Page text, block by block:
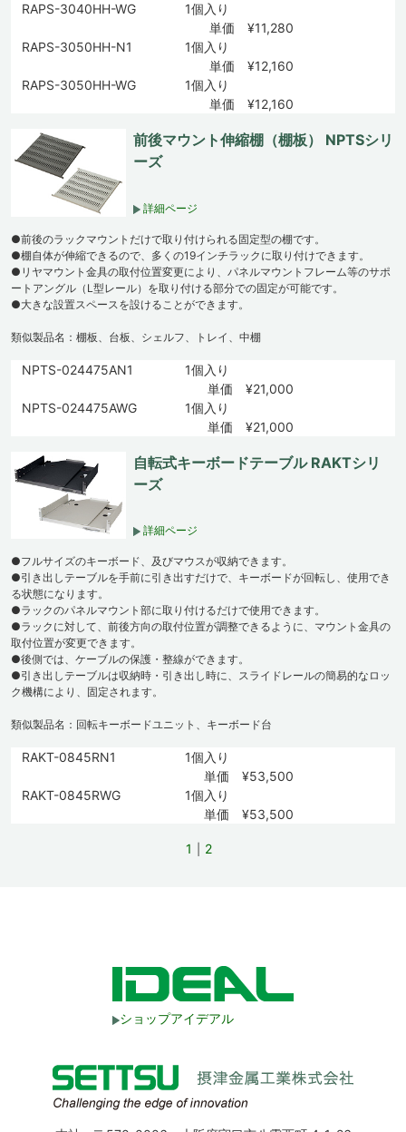
RAPS-3040HH-WG
1個入り
単価 ¥11,280
RAPS-3050HH-N1
1個入り
単価 ¥12,160
RAPS-3050HH-WG
1個入り
単価 ¥12,160
前後マウント伸縮棚（棚板） NPTSシリ
ーズ
詳細ページ
●前後のラックマウントだけで取り付けられる固定型の棚です。
●棚自体が伸縮できるので、多くの19インチラックに取り付けできます。
●リヤマウント金具の取付位置変更により、パネルマウントフレーム等のサポ
ートアングル（L型レール）を取り付ける部分での固定が可能です。
●大きな設置スペースを設けることができます。
類似製品名：棚板、台板、シェルフ、トレイ、中棚
NPTS-024475AN1
1個入り
単価 ¥21,000
NPTS-024475AWG
1個入り
単価 ¥21,000
自転式キーボードテーブル RAKTシリ
ーズ
詳細ページ
●フルサイズのキーボード、及びマウスが収納できます。
●引き出しテーブルを手前に引き出すだけで、キーボードが回転し、使用でき
る状態になります。
●ラックのパネルマウント部に取り付けるだけで使用できます。
●ラックに対して、前後方向の取付位置が調整できるように、マウント金具の
取付位置が変更できます。
●後側では、ケーブルの保護・整線ができます。
●引き出しテーブルは収納時・引き出し時に、スライドレールの簡易的なロッ
ク機構により、固定されます。
類似製品名：回転キーボードユニット、キーボード台
RAKT-0845RN1
1個入り
単価 ¥53,500
RAKT-0845RWG
1個入り
単価 ¥53,500
1 2
ショップアイデアル